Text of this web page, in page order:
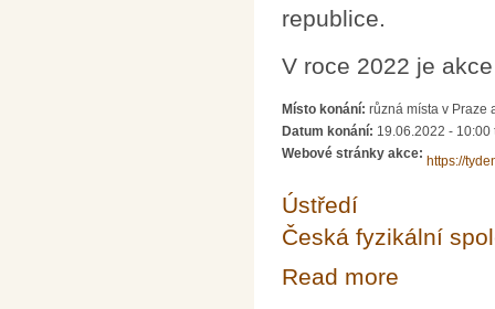
republice.
V roce 2022 je
Místo konání: různá místa v Praze
Datum konání: 19.06.2022 - 10:00
Webové stránky akce:
https://
Ústředí
Česká fyzikální
Read more